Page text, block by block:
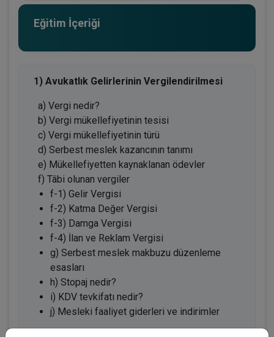
Eğitim İçeriği
1) Avukatlık Gelirlerinin Vergilendirilmesi
a) Vergi nedir?
b) Vergi mükellefiyetinin tesisi
c) Vergi mükellefiyetinin türü
d) Serbest meslek kazancının tanımı
e) Mükellefiyetten kaynaklanan ödevler
f) Tâbi olunan vergiler
f-1) Gelir Vergisi
f-2) Katma Değer Vergisi
f-3) Damga Vergisi
f-4) İlan ve Reklam Vergisi
g) Serbest meslek makbuzu düzenleme
esasları
h) Stopaj nedir?
i) KDV tevkifatı nedir?
j) Mesleki faaliyet giderleri ve indirimler